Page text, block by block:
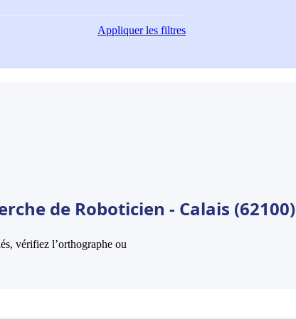
Appliquerles filtres
de Roboticien - Calais (62100)
vérifiez l’orthographe ou